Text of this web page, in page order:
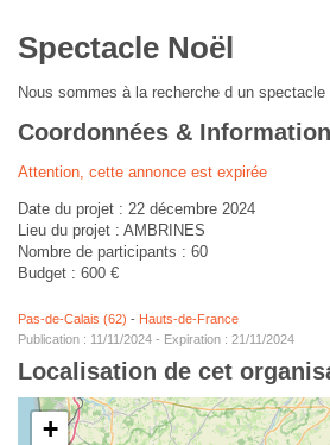
Spectacle Noël
Nous sommes à la recherche d un
Coordonnées &
Attention, cette annonce est expirée
Date du projet : 22 décembre 2024
Lieu du projet : AMBRINES
Nombre de participants : 60
Budget : 600 €
Pas-de-Calais (62) - Hauts-de-France
Publication : 11/11/2024 - Expiration : 21/11/2024
Localisation de cet
+